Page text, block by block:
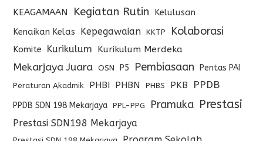
KEAGAMAAN Kegiatan Rutin
Kelulusan
Kenaikan Kelas
Kepegawaian KKTP Kolaborasi
Komite Kurikulum Kurikulum Merdeka
Mekarjaya Juara OSN P5 Pembiasaan Pentas PAI
Peraturan Akadmik PHBI PHBN PHBS PKB PPDB
PPDB SDN 198 Mekarjaya PPL-PPG Pramuka Prestasi
Prestasi SDN198 Mekarjaya